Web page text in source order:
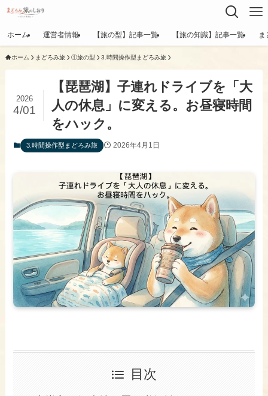
ホーム 運営者情報 【旅の型】記事一覧 【旅の知識】記事一覧 ま
ホーム まどろみ旅 ①旅の型 3.時間操作型まどろみ旅
【琵琶湖】子連れドライブを「大
人の休息」に変える。お昼寝時間
をハック。
2026
4/01
3.時間操作型まどろみ旅 2026年4月1日
目次